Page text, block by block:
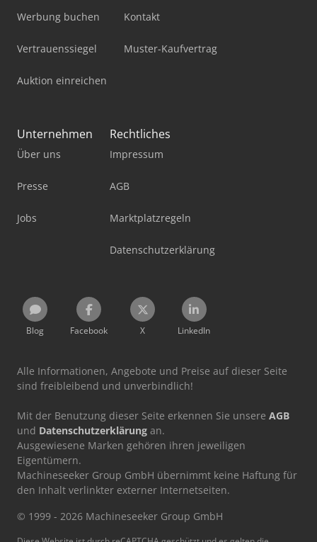
Werbung buchen
Vertrauenssiegel
Auktion einreichen
Kontakt
Muster-Kaufvertrag
Unternehmen
Über uns
Presse
Jobs
Rechtliches
Impressum
AGB
Marktplatzregeln
Datenschutzerklärung
Blog Facebook X LinkedIn
Alle Informationen, Angebote und Preise auf dieser Seite
sind freibleibend und unverbindlich!
Mit der Benutzung dieser Seite erkennen Sie unsere AGB
und Datenschutzerklärung an.
Ausgewiesene Marken gehören ihren jeweiligen
Eigentümern.
Machineseeker Group GmbH übernimmt keine Haftung für
den Inhalt verlinkter externer Internetseiten.
© 1999 - 2026 Machineseeker Group GmbH